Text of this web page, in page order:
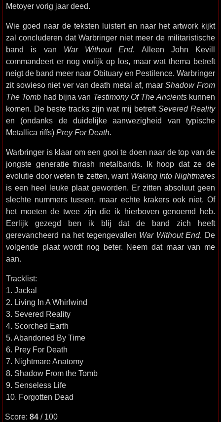
Metoyer vorig jaar deed.
Wie goed naar de teksten luistert en naar het artwork kijkt
zal concluderen dat Warbringer niet meer de militaristische
band is van War Without End. Alleen John Kevill
commandeert er nog vrolijk op los, maar wat thema betreft
neigt de band meer naar Obituary en Pestilence. Warbringer
zit sowieso niet ver van death metal af, maarShadow From
The Tomb had bijna van Testimony Of The Ancientskunnen
komen. De beste tracks zijn wat mij betreft Severed Reality
en (ondanks de duidelijke aanwezigheid van typische
Metallica riffs) Prey For Death.
Warbringer is klaar om een gooi te doen naar de top van de
jongste generatie thrash metalbands. Ik hoop dat ze de
evolutie door weten te zetten, want Waking Into Nightmares
is een heel leuke plaat geworden. Er zitten absoluut geen
slechte nummers tussen, maar echte krakers ook niet. Of
het moeten de twee zijn die ik hierboven genoemd heb.
Eerlijk gezegd ben ik blij dat de band zich heeft
gerevancheerd na het tegengevallen War Without End. De
volgende plaat wordt nog beter. Neem dat maar van me
aan.
Tracklist:
1. Jackal
2. Living In A Whirlwind
3. Severed Reality
4. Scorched Earth
5. Abandoned By Time
6. Prey For Death
7. Nightmare Anatomy
8. Shadow From the Tomb
9. Senseless Life
10. Forgotten Dead
Score: 84 / 100